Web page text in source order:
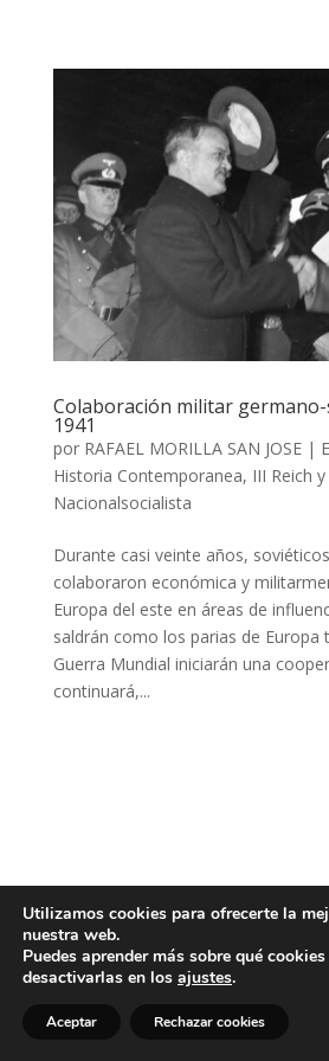
Colaboración militar
1941
por RAFAEL MORILLA SAN JOSE|
Historia Contemporanea, III Reich
Nacionalsocialista
Durante casi veinte años,
colaboraron económica y
Europa del este en áreas de
saldrán como los parias de Europa
Guerra Mundial iniciarán una
continuará,...
Utilizamos cookies para ofrecerte la
nuestra web.
Puedes aprender más sobre qué
desactivarlas en los ajustes.
Aceptar Rechazar cookies